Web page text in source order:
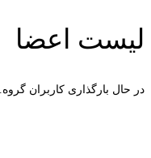
لیست اعضا
در حال بارگذاری کاربران